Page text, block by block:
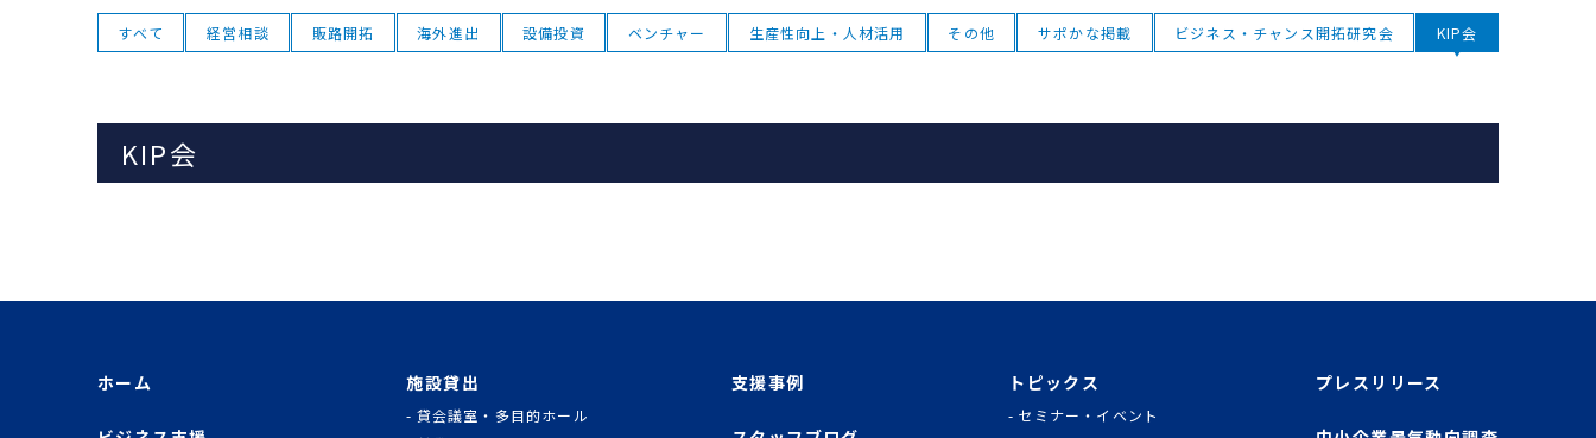
すべて 経営相談 販路開拓 海外進出 設備投資 ベンチャー 生産性向上・人材活用 その他 サポかな掲載 ビジネス・チャンス開拓研究会 KIP会
KIP会
ホーム 施設貸出
貸会議室・多目的ホール
支援事例 トピックス
セミナー・イベント
プレスリリース